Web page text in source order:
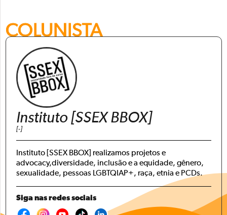
COLUNISTA
Instituto [SSEX BBOX]
[-]
Instituto [SSEX BBOX] realizamos projetos e
advocacy,diversidade, inclusão e a equidade, gênero,
sexualidade, pessoas LGBTQIAP+, raça, etnia e PCDs.
Siga nas redes sociais